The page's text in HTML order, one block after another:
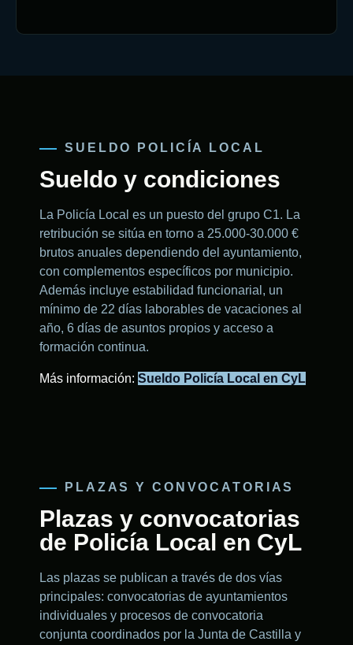
SUELDO POLICÍA LOCAL
Sueldo y condiciones
La Policía Local es un puesto del grupo C1. La
retribución se sitúa en torno a 25.000-30.000 €
brutos anuales dependiendo del ayuntamiento,
con complementos específicos por municipio.
Además incluye estabilidad funcionarial, un
mínimo de 22 días laborables de vacaciones al
año, 6 días de asuntos propios y acceso a
formación continua.
Más información: Sueldo Policía Local en CyL
PLAZAS Y CONVOCATORIAS
Plazas y convocatorias
de Policía Local en CyL
Las plazas se publican a través de dos vías
principales: convocatorias de ayuntamientos
individuales y procesos de convocatoria
conjunta coordinados por la Junta de Castilla y